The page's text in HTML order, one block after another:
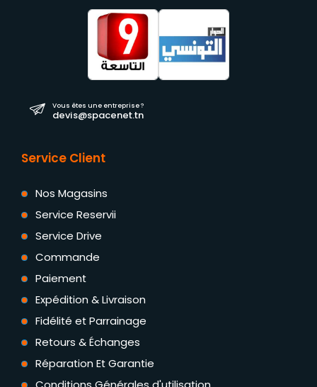
Vous êtes une entreprise ?
devis@spacenet.tn
Service Client
Nos Magasins
Service Reservii
Service Drive
Commande
Paiement
Expédition & Livraison
Fidélité et Parrainage
Retours & Échanges
Réparation Et Garantie